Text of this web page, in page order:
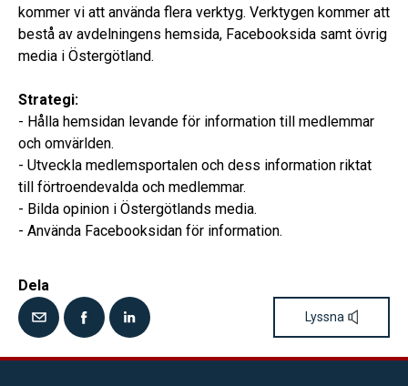
kommer vi att använda flera verktyg. Verktygen kommer att
bestå av avdelningens hemsida, Facebooksida samt övrig
media i Östergötland.
Strategi:
- Hålla hemsidan levande för information till medlemmar
och omvärlden.
- Utveckla medlemsportalen och dess information riktat
till förtroendevalda och medlemmar.
- Bilda opinion i Östergötlands media.
- Använda Facebooksidan för information.
Dela
Lyssna